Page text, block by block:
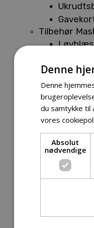
Tilbehør
Tilbehør
Tilbehør
Denne
Denne
du samtykke til
vores
Absolut
nødvendige